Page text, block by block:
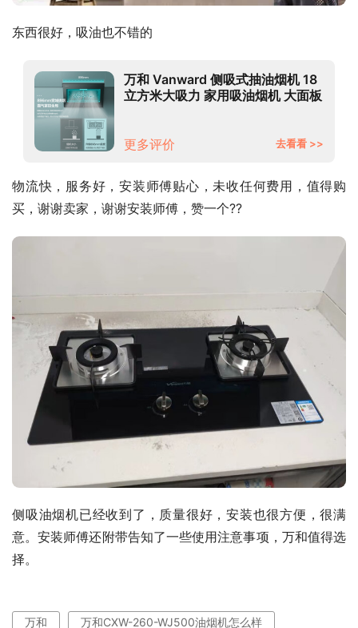
东西很好，吸油也不错的
万和 Vanward 侧吸式抽油烟机 18
立方米大吸力 家用吸油烟机 大面板
更多评价 去看看 >>
物流快，服务好，安装师傅贴心，未收任何费用，值得购
买，谢谢卖家，谢谢安装师傅，赞一个??
侧吸油烟机已经收到了，质量很好，安装也很方便，很满
意。安装师傅还附带告知了一些使用注意事项，万和值得选
择。
万和 万和CXW-260-WJ500油烟机怎么样